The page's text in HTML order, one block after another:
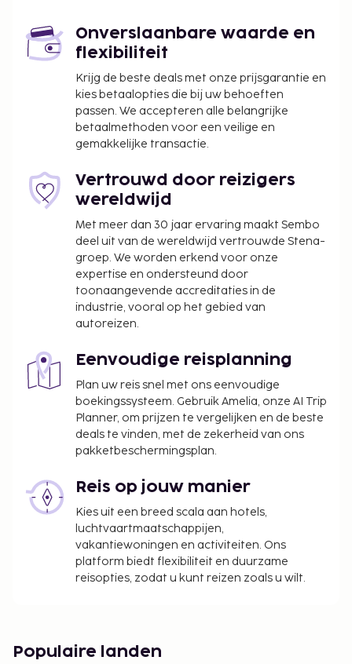
Een verplichte toeslag voor het schoonmaken
is bij het huurtarief van deze accommodatie
inbegrepen.
Kinderen verblijven gratis wanneer zij in
dezelfde kamer als hun ouders of voogd slapen
en de aanwezige bedden gebruiken.
De accommodatie wordt professioneel
schoongemaakt.
Onverslaanbare waarde en
flexibiliteit
Krijg de beste deals met onze prijsgarantie en
kies betaalopties die bij uw behoeften
passen. We accepteren alle belangrijke
betaalmethoden voor een veilige en
gemakkelijke transactie.
Vertrouwd door reizigers
wereldwijd
Met meer dan 30 jaar ervaring maakt Sembo
deel uit van de wereldwijd vertrouwde Stena-
groep. We worden erkend voor onze
expertise en ondersteund door
toonaangevende accreditaties in de
industrie, vooral op het gebied van
autoreizen.
Eenvoudige reisplanning
Plan uw reis snel met ons eenvoudige
boekingssysteem. Gebruik Amelia, onze AI Trip
Planner, om prijzen te vergelijken en de beste
deals te vinden, met de zekerheid van ons
pakketbeschermingsplan.
Reis op jouw manier
Kies uit een breed scala aan hotels,
luchtvaartmaatschappijen,
vakantiewoningen en activiteiten. Ons
platform biedt flexibiliteit en duurzame
reisopties, zodat u kunt reizen zoals u wilt.
Populaire landen